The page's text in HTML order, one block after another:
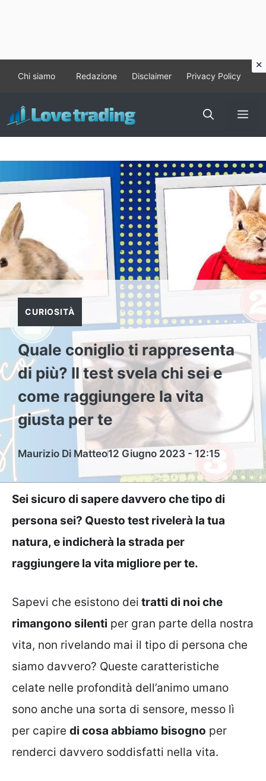
contenuto
Chi siamo Redazione Disclaimer Privacy Policy
CURIOSITÀ
Quale coniglio ti rappresenta
di più? Il test svela chi sei e
come raggiungere la vita
giusta per te
Maurizio Di Matteo12 Giugno 2023 - 12:15
Sei sicuro di sapere davvero che tipo di
persona sei? Questo test rivelerà la tua
natura, e indicherà la strada per
raggiungere la vita migliore per te.
Sapevi che esistono dei tratti di noi che
rimangono silenti per gran parte della nostra
vita, non rivelando mai il tipo di persona che
siamo davvero? Queste caratteristiche
celate nelle profondità dell’animo umano
sono anche una sorta di sensore, messo lì
per capire di cosa abbiamo bisogno per
renderci davvero soddisfatti nella vita.